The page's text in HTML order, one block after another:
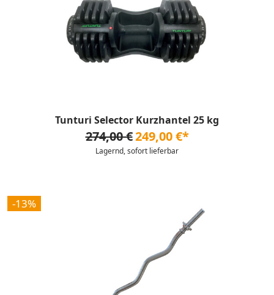
Tunturi Selector Kurzhantel 25 kg
274,00 €249,00 €*
Lagernd, sofort lieferbar
-13%